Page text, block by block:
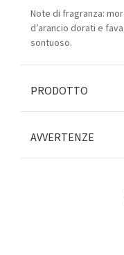
Note di fragranza:
d’arancio dorati e
sontuoso.
PRODOTTO
AVVERTENZE